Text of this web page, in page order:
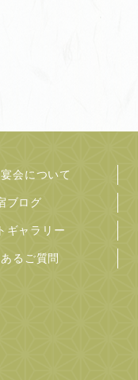
会について
ブログ
ギャラリー
るご質問